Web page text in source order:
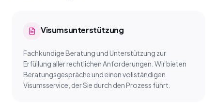
Visumsunterstützung
Fachkundige Beratung und Unterstützung zur
Erfüllung aller rechtlichen Anforderungen. Wir bieten
Beratungsgespräche und einen vollständigen
Visumsservice, der Sie durch den Prozess führt.